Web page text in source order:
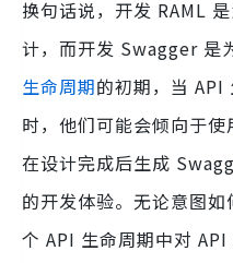
换句话说，开发 RAML
计，而开发 Swagger 是
生命周期的初期，当 API
时，他们可能会倾向于
在设计完成后生成
的开发体验。无论意图
个 API 生命周期中对 API